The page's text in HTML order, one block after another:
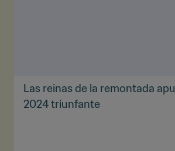
Las reinas de la remontada
2024 triunfante